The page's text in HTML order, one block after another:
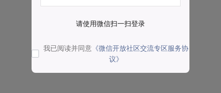
请使用微信扫一扫登录
我已阅读并同意 《微信开放社区交流专区服务协
议》